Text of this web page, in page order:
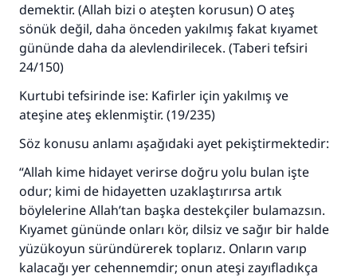
demektir. (Allah bizi o ateşten korusun) O ateş
sönük değil, daha önceden yakılmış fakat kıyamet
gününde daha da alevlendirilecek. (Taberi tefsiri
24/150)
Kurtubi tefsirinde ise: Kafirler için yakılmış ve
ateşine ateş eklenmiştir. (19/235)
Söz konusu anlamı aşağıdaki ayet pekiştirmektedir:
“Allah kime hidayet verirse doğru yolu bulan işte
odur; kimi de hidayetten uzaklaştırırsa artık
böylelerine Allah’tan başka destekçiler bulamazsın.
Kıyamet gününde onları kör, dilsiz ve sağır bir halde
yüzükoyun süründürerek toplarız. Onların varıp
kalacağı yer cehennemdir; onun ateşi zayıfladıkça